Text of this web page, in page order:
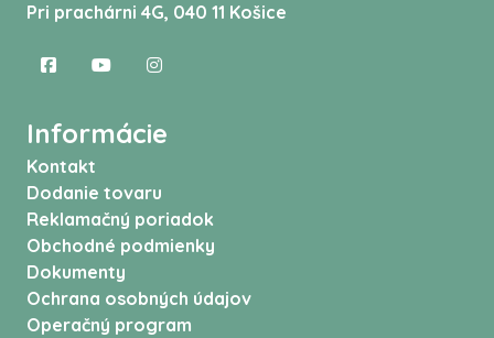
Pri prachárni 4G, 040 11 Košice
Informácie
Kontakt
Dodanie tovaru
Reklamačný poriadok
Obchodné podmienky
Dokumenty
Ochrana osobných údajov
Operačný program